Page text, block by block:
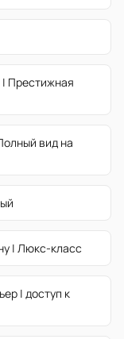
| Престижная
вид на
| Люкс-класс
| доступ к